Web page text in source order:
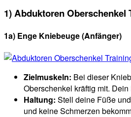
1) Abduktoren Oberschenkel
1a) Enge Kniebeuge (Anfänger)
Zielmuskeln: Bei dieser
Oberschenkel kräftig mit.
Haltung: Stell deine Füße
und keine Schmerzen